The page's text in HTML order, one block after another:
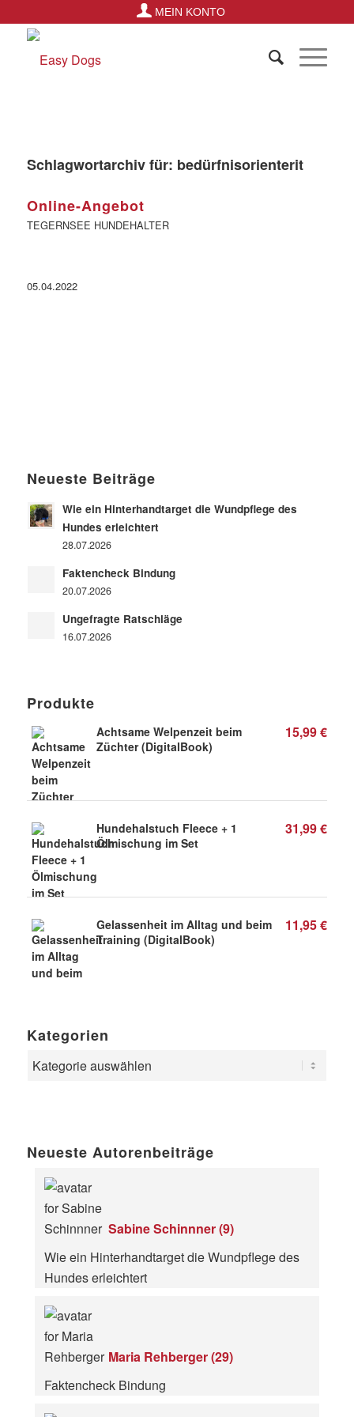
MEIN KONTO
Schlagwortarchiv für: bedürfnisorienterit
Online-Angebot
TEGERNSEE HUNDEHALTER
05.04.2022
Neueste Beiträge
Wie ein Hinterhandtarget die Wundpflege des
Hundes erleichtert
28.07.2026
Faktencheck Bindung
20.07.2026
Ungefragte Ratschläge
16.07.2026
Produkte
Achtsame Welpenzeit beim
Züchter (DigitalBook)
15,99€
Hundehalstuch Fleece + 1
Ölmischung im Set
31,99€
Gelassenheit im Alltag und beim
Training (DigitalBook)
11,95€
Kategorien
Neueste Autorenbeiträge
Sabine Schinnner(9)
Wie ein Hinterhandtarget die Wundpflege des
Hundes erleichtert
Maria Rehberger(29)
Faktencheck Bindung